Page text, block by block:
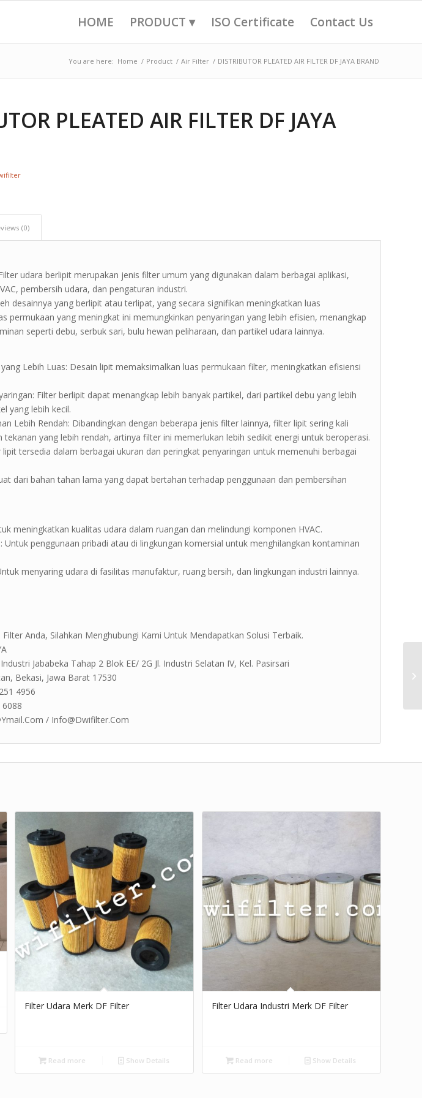
HOME PRODUCT ▾ ISO Certificate Contact Us
You are here: Home / Product / Air Filter / DISTRIBUTOR PLEATED AIR FILTER DF JAYA BRAND
PLEATED AIR FILTER DF JAYA
(0)
udara berlipit merupakan jenis filter umum yang digunakan dalam berbagai aplikasi,
pembersih udara, dan pengaturan industri.
desainnya yang berlipit atau terlipat, yang secara signifikan meningkatkan luas
permukaan yang meningkat ini memungkinkan penyaringan yang lebih efisien, menangkap
seperti debu, serbuk sari, bulu hewan peliharaan, dan partikel udara lainnya.
Lebih Luas: Desain lipit memaksimalkan luas permukaan filter, meningkatkan efisiensi
Filter berlipit dapat menangkap lebih banyak partikel, dari partikel debu yang lebih
yang lebih kecil.
Lebih Rendah: Dibandingkan dengan beberapa jenis filter lainnya, filter lipit sering kali
tekanan yang lebih rendah, artinya filter ini memerlukan lebih sedikit energi untuk beroperasi.
lipit tersedia dalam berbagai ukuran dan peringkat penyaringan untuk memenuhi berbagai
dari bahan tahan lama yang dapat bertahan terhadap penggunaan dan pembersihan
meningkatkan kualitas udara dalam ruangan dan melindungi komponen HVAC.
Untuk penggunaan pribadi atau di lingkungan komersial untuk menghilangkan kontaminan
menyaring udara di fasilitas manufaktur, ruang bersih, dan lingkungan industri lainnya.
Anda, Silahkan Menghubungi Kami Untuk Mendapatkan Solusi Terbaik.
Jababeka Tahap 2 Blok EE/ 2G Jl. Industri Selatan IV, Kel. Pasirsari
Bekasi, Jawa Barat 17530
4956
6088
/ Info@Dwifilter.Com
Filter Udara Merk DF Filter
Read more Show Details
Filter Udara Industri Merk DF Filter
Read more Show Details